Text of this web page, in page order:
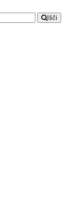
Išči